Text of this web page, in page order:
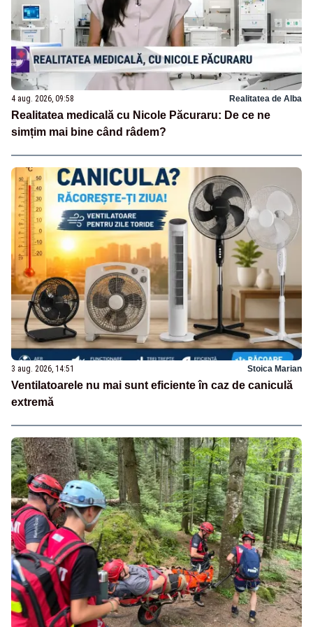
4 aug. 2026, 09:58 Realitatea de Alba
Realitatea medicală cu Nicole Păcuraru: De ce ne
simțim mai bine când râdem?
3 aug. 2026, 14:51 Stoica Marian
Ventilatoarele nu mai sunt eficiente în caz de caniculă
extremă